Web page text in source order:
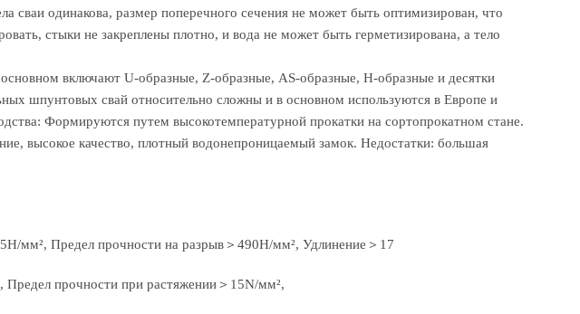
сваи одинакова, размер поперечного сечения не может быть оптимизирован, что
стыки не закреплены плотно, и вода не может быть герметизирована, а тело
включают U-образные, Z-образные, AS-образные, H-образные и десятки
шпунтовых свай относительно сложны и в основном используются в Европе и
Формируются путем высокотемпературной прокатки на сортопрокатном стане.
высокое качество, плотный водонепроницаемый замок. Недостатки: большая
мм², Предел прочности на разрыв＞490Н/мм², Удлинение＞17
прочности при растяжении＞15N/мм²,